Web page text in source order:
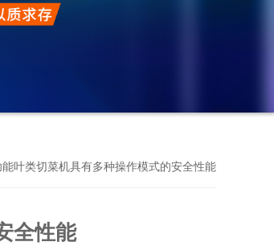
叶类切菜机具有多种操作模式的安全性能
全性能